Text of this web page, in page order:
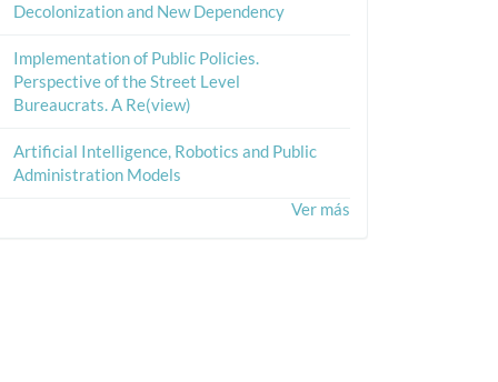
Decolonization and New Dependency
Implementation of Public Policies.
Perspective of the Street Level
Bureaucrats. A Re(view)
Artificial Intelligence, Robotics and Public
Administration Models
Ver más